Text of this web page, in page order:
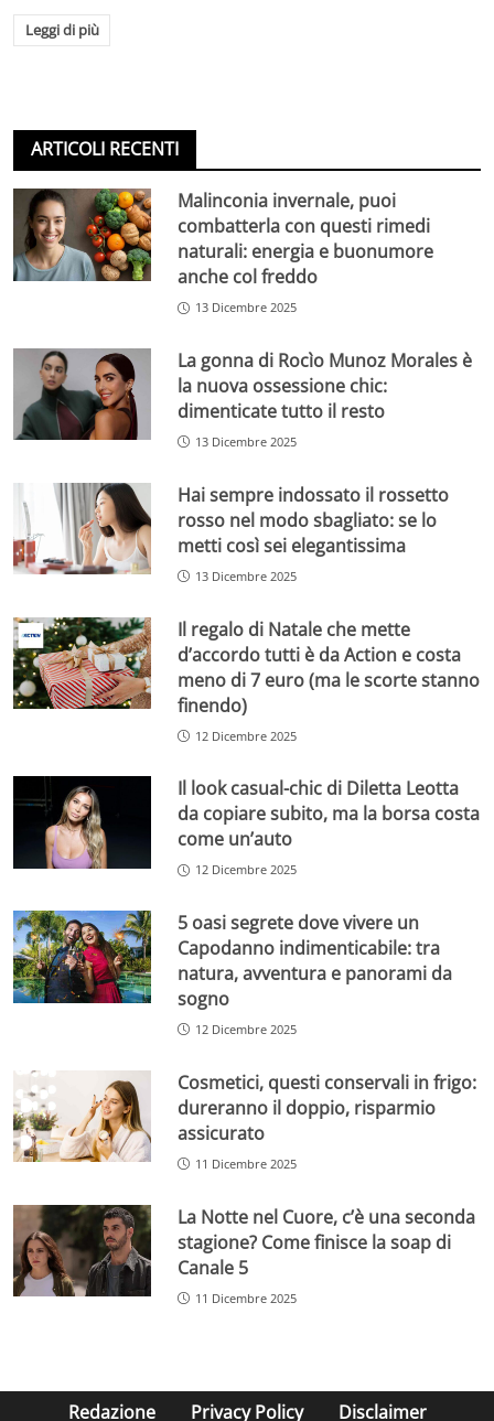
Leggi di più
ARTICOLI RECENTI
Malinconia invernale, puoi
combatterla con questi rimedi
naturali: energia e buonumore
anche col freddo
13 Dicembre 2025
La gonna di Rocìo Munoz Morales è
la nuova ossessione chic:
dimenticate tutto il resto
13 Dicembre 2025
Hai sempre indossato il rossetto
rosso nel modo sbagliato: se lo
metti così sei elegantissima
13 Dicembre 2025
Il regalo di Natale che mette
d’accordo tutti è da Action e costa
meno di 7 euro (ma le scorte stanno
finendo)
12 Dicembre 2025
Il look casual-chic di Diletta Leotta
da copiare subito, ma la borsa costa
come un’auto
12 Dicembre 2025
5 oasi segrete dove vivere un
Capodanno indimenticabile: tra
natura, avventura e panorami da
sogno
12 Dicembre 2025
Cosmetici, questi conservali in frigo:
dureranno il doppio, risparmio
assicurato
11 Dicembre 2025
La Notte nel Cuore, c’è una seconda
stagione? Come finisce la soap di
Canale 5
11 Dicembre 2025
Redazione Privacy Policy Disclaimer